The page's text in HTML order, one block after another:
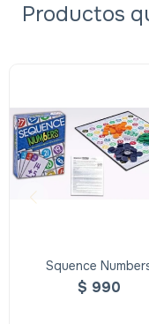
Productos
Squence
$ 990